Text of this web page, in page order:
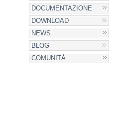
DOCUMENTAZIONE
DOWNLOAD
NEWS
BLOG
COMUNITÀ